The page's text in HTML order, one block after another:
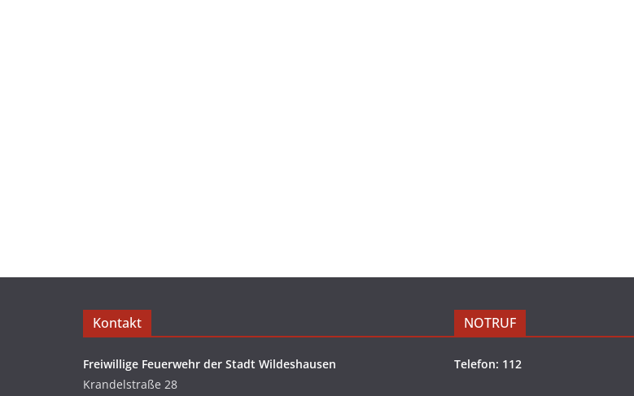
Kontakt
Freiwillige Feuerwehr der Stadt Wildeshausen
Krandelstraße 28
NOTRUF
Telefon: 112